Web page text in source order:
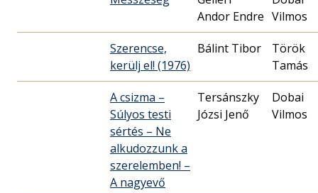
Andor Endre Vilmos
Szerencse,
kerülj el! (1976)
Bálint Tibor
Török
Tamás
A csizma –
Súlyos testi
sértés – Ne
alkudozzunk a
szerelemben! –
A nagyevő
Tersánszky
Józsi Jenő
Dobai
Vilmos